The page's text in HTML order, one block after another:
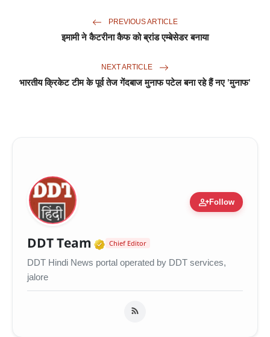
PREVIOUS ARTICLE
इमामी ने कैटरीना कैफ को ब्रांड एम्बेसेडर बनाया
NEXT ARTICLE
भारतीय क्रिकेट टीम के पूर्व तेज गेंदबाज मुनाफ पटेल बना रहे हैं नए 'मुनाफ'
person_addFollow
DDT Team Verified Media or
Chief Editor
DDT Hindi News portal operated by DDT services,
jalore